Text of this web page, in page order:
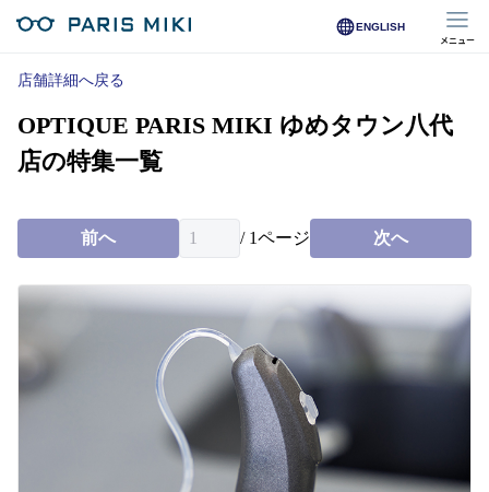
ENGLISH
メニュー
マイページ
Opera Club会員
※店舗で会員登録された方
オンラインショップ会員
※オンラインで会員登録された方
店舗を探す
店舗検索/来店予約
商品を探す
店舗詳細へ戻る
OPTIQUE PARIS MIKI ゆめタウン八代
店の特集一覧
前へ / 1ページ 次へ